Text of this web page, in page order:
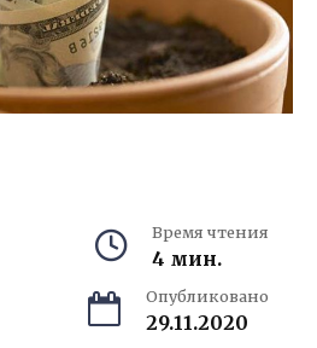
Время чтения
4 мин.
Опубликовано
29.11.2020